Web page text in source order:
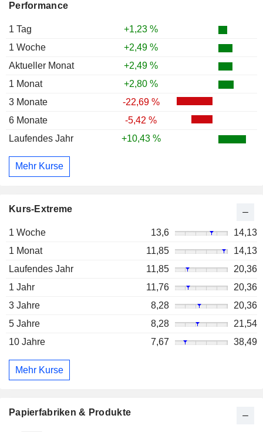
Performance
1 Tag
+1,23 %
1 Woche
+2,49 %
Aktueller Monat
+2,49 %
1 Monat
+2,80 %
3 Monate
-22,69 %
6 Monate
-5,42 %
Laufendes Jahr
+10,43 %
Mehr Kurse
Kurs-Extreme
1 Woche 13,6
14,13
1 Monat
11,85
14,13
Laufendes Jahr
11,85
20,36
1 Jahr
11,76
20,36
3 Jahre
8,28
20,36
5 Jahre
8,28
21,54
10 Jahre
7,67 38,49
Mehr Kurse
Papierfabriken & Produkte